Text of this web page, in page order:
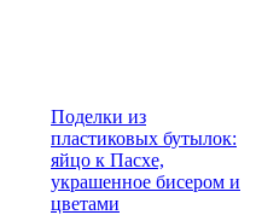
Поделки из
пластиковых бутылок:
яйцо к Пасхе,
украшенное бисером и
цветами